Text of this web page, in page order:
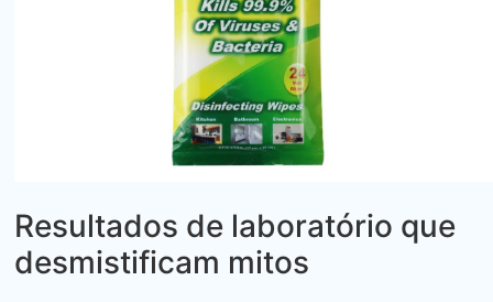
Resultados de laboratório que
desmistificam mitos